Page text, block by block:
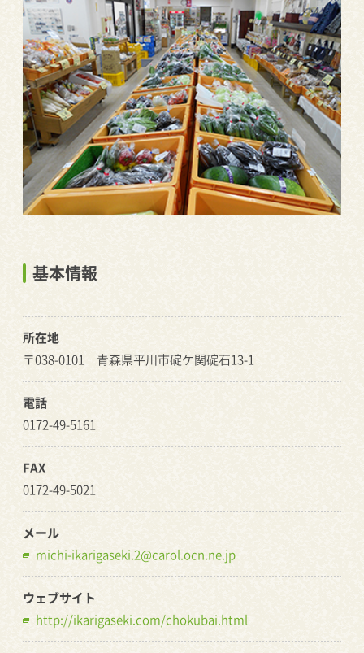
基本情報
所在地
〒038-0101 青森県平川市碇ケ関碇石13-1
電話
0172-49-5161
FAX
0172-49-5021
メール
michi-ikarigaseki.2@carol.ocn.ne.jp
ウェブサイト
http://ikarigaseki.com/chokubai.html